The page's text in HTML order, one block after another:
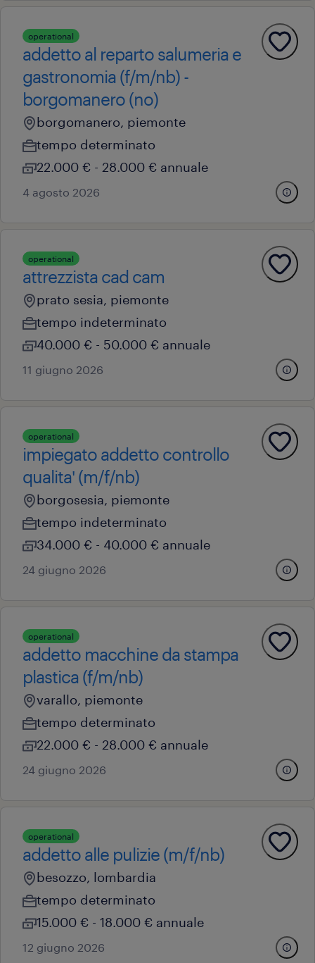
operational
addetto al reparto salumeria e
gastronomia (f/m/nb) -
borgomanero (no)
borgomanero, piemonte
tempo determinato
22.000 € - 28.000 € annuale
4 agosto 2026
operational
attrezzista cad cam
prato sesia, piemonte
tempo indeterminato
40.000 € - 50.000 € annuale
11 giugno 2026
operational
impiegato addetto controllo
qualita' (m/f/nb)
borgosesia, piemonte
tempo indeterminato
34.000 € - 40.000 € annuale
24 giugno 2026
operational
addetto macchine da stampa
plastica (f/m/nb)
varallo, piemonte
tempo determinato
22.000 € - 28.000 € annuale
24 giugno 2026
operational
addetto alle pulizie (m/f/nb)
besozzo, lombardia
tempo determinato
15.000 € - 18.000 € annuale
12 giugno 2026